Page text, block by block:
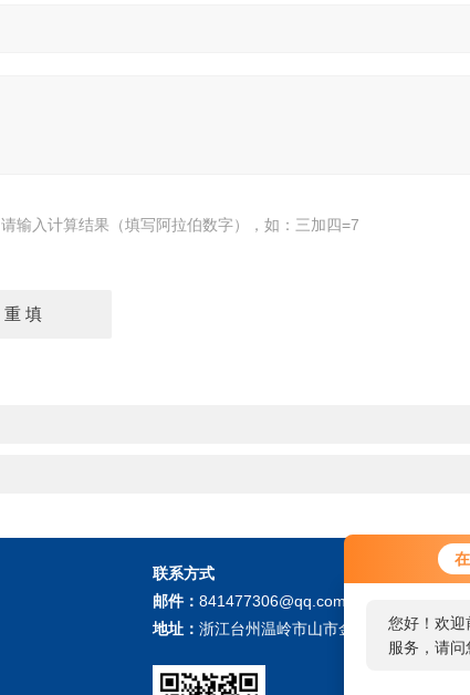
您好！欢迎
服务，请问
请输入计算结果（填写阿拉伯数字），如：三加四=7
联系方式
邮件： 841477306@qq.com
地址： 浙江台州温岭市山市金山路工业区